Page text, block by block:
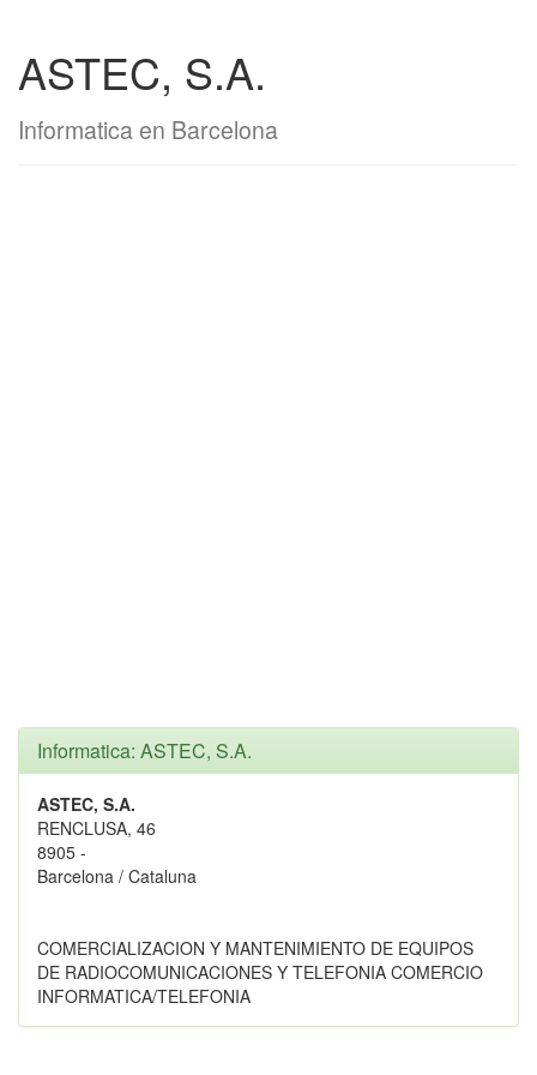
ASTEC, S.A.
Informatica en Barcelona
Informatica: ASTEC, S.A.
ASTEC, S.A.
RENCLUSA, 46
8905 -
Barcelona / Cataluna
COMERCIALIZACION Y MANTENIMIENTO DE EQUIPOS
DE RADIOCOMUNICACIONES Y TELEFONIA COMERCIO
INFORMATICA/TELEFONIA